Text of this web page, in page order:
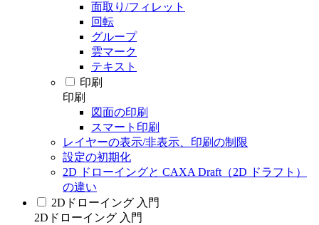
面取り/フィレット
回転
グループ
雲マーク
テキスト
印刷
印刷
図面の印刷
スマート印刷
レイヤーの表示/非表示、印刷の制限
設定の初期化
2D ドローイングと CAXA Draft（2D ドラフト）
の違い
2Dドローイング 入門
2Dドローイング 入門